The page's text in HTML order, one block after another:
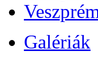
Galériák